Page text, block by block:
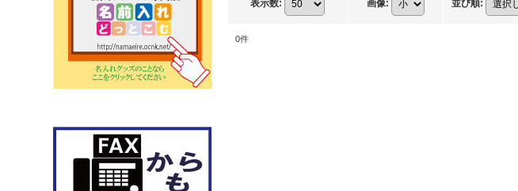
表示数: 画像: 並び順:
0件